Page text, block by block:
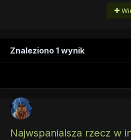
Znaleziono 1 wynik
Najwspanialsza rzecz w